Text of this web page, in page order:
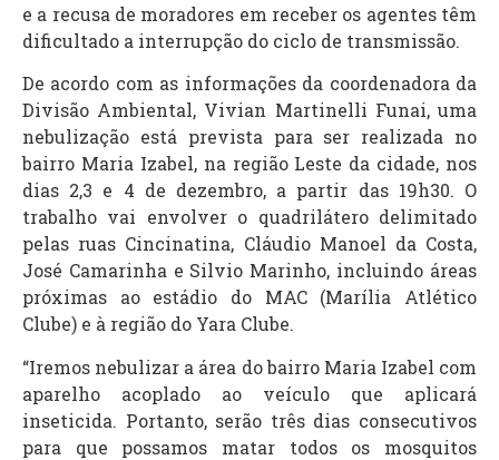
e a recusa de moradores em receber os agentes têm
dificultado a interrupção do ciclo de transmissão.
De acordo com as informações da coordenadora da
Divisão Ambiental, Vivian Martinelli Funai, uma
nebulização está prevista para ser realizada no
bairro Maria Izabel, na região Leste da cidade, nos
dias 2,3 e 4 de dezembro, a partir das 19h30. O
trabalho vai envolver o quadrilátero delimitado
pelas ruas Cincinatina, Cláudio Manoel da Costa,
José Camarinha e Silvio Marinho, incluindo áreas
próximas ao estádio do MAC (Marília Atlético
Clube) e à região do Yara Clube.
“Iremos nebulizar a área do bairro Maria Izabel com
aparelho acoplado ao veículo que aplicará
inseticida. Portanto, serão três dias consecutivos
para que possamos matar todos os mosquitos